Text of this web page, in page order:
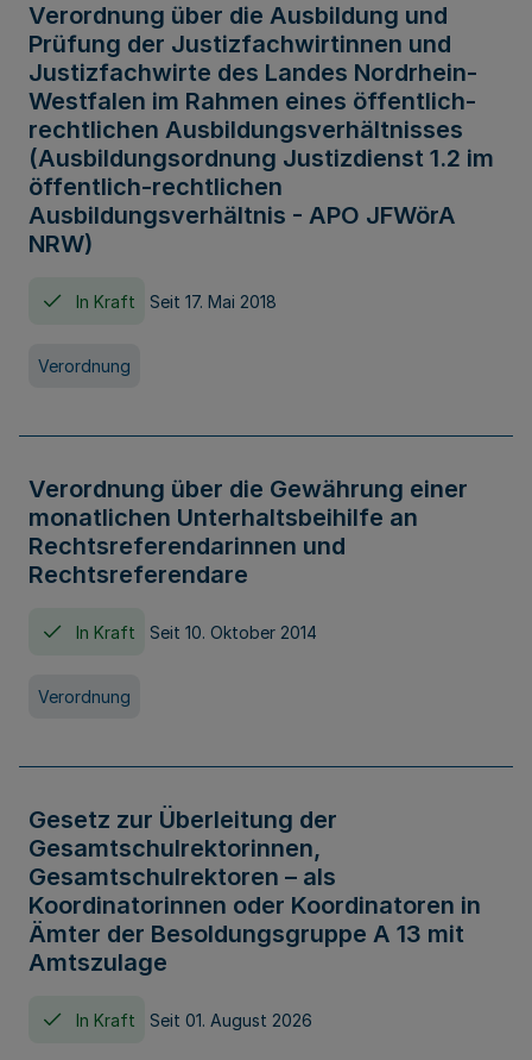
Verordnung über die Ausbildung und
Prüfung der Justizfachwirtinnen und
Justizfachwirte des Landes Nordrhein-
Westfalen im Rahmen eines öffentlich-
rechtlichen Ausbildungsverhältnisses
(Ausbildungsordnung Justizdienst 1.2 im
öffentlich-rechtlichen
Ausbildungsverhältnis - APO JFWörA
NRW)
In Kraft Seit 17. Mai 2018
Verordnung
Verordnung über die Gewährung einer
monatlichen Unterhaltsbeihilfe an
Rechtsreferendarinnen und
Rechtsreferendare
In Kraft Seit 10. Oktober 2014
Verordnung
Gesetz zur Überleitung der
Gesamtschulrektorinnen,
Gesamtschulrektoren – als
Koordinatorinnen oder Koordinatoren in
Ämter der Besoldungsgruppe A 13 mit
Amtszulage
In Kraft Seit 01. August 2026